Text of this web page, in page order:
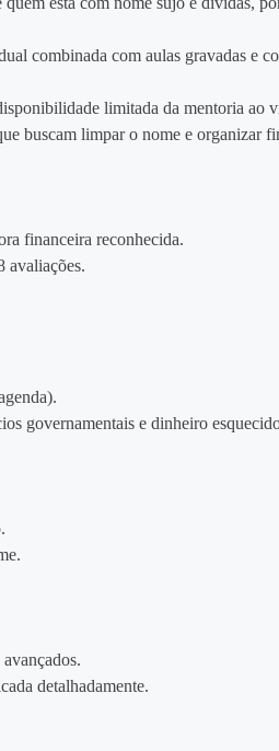
combinada com aulas gravadas e
limitada da mentoria ao
buscam limpar o nome e organizar
financeira reconhecida.
avaliações.
governamentais e dinheiro
detalhadamente.